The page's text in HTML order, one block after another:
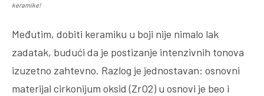
keramike!
Međutim, dobiti keramiku u boji nije nimalo lak
zadatak, budući da je postizanje intenzivnih tonova
izuzetno zahtevno. Razlog je jednostavan: osnovni
materijal cirkonijum oksid (ZrO2) u osnovi je beo i